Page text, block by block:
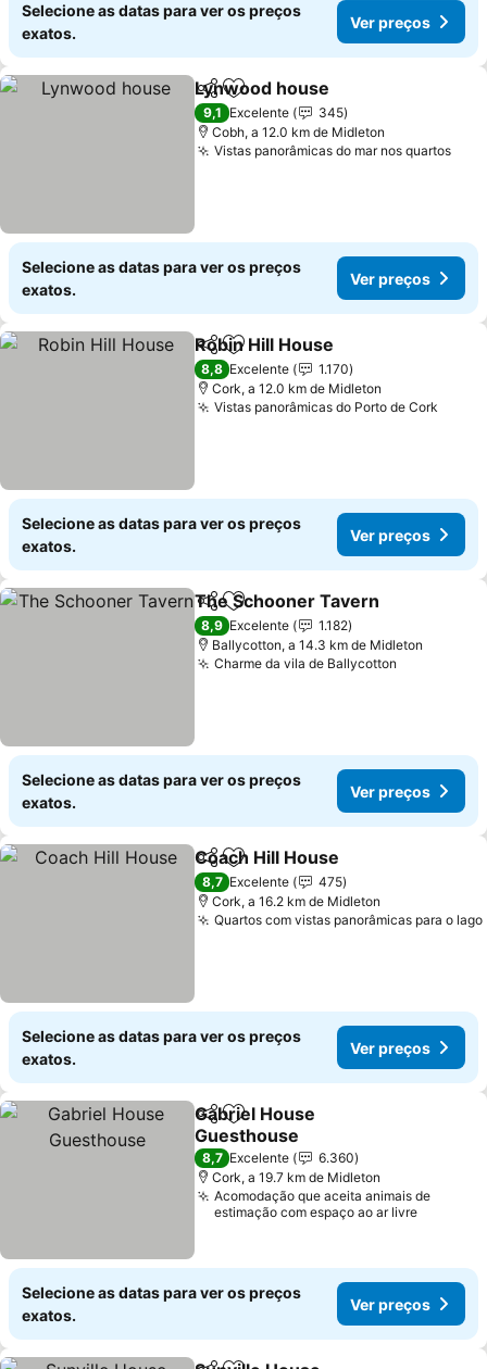
Selecione as datas para ver os preços
exatos.
Ver preços
PartilharAdicionar aos favoritos
Lynwood house
9,1 Excelente
345
Cobh, a 12.0 km de Midleton
Vistas panorâmicas do mar nos quartosVer
Selecione as datas para ver os preços
exatos.
Ver preços
PartilharAdicionar aos favoritos
Robin Hill House
8,8 Excelente
1.170
Cork, a 12.0 km de Midleton
Vistas panorâmicas do Porto de Cork
Selecione as datas para ver os preços
exatos.
Ver preços
PartilharAdicionar aos favoritos
The Schooner Tavern
8,9 Excelente
1.182
Ballycotton, a 14.3 km de Midleton
Charme da vila de Ballycotton
Selecione as datas para ver os preços
exatos.
Ver preços
PartilharAdicionar aos favoritos
Coach Hill House
8,7 Excelente
475
Cork, a 16.2 km de Midleton
Quartos com vistas panorâmicas para o lago
Selecione as datas para ver os preços
exatos.
Ver preços
PartilharAdicionar aos favoritos
Gabriel House
Guesthouse
Ver preços
8,7 Excelente
6.360
Cork, a 19.7 km de Midleton
Acomodação que aceita animais de
estimação com espaço ao ar livre
Selecione as datas para ver os preços
exatos.
Ver preços